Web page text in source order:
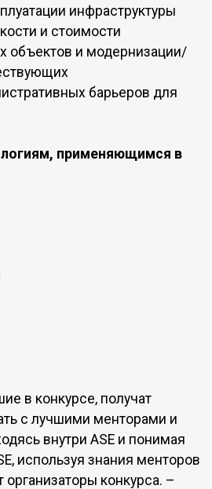
инфраструктуры
и стоимости
объектов и модернизации/
барьеров для
применяющимся в
в конкурсе, получат
с лучшими менторами и
внутри ASE и понимая
используя знания менторов
организаторы конкурса. –